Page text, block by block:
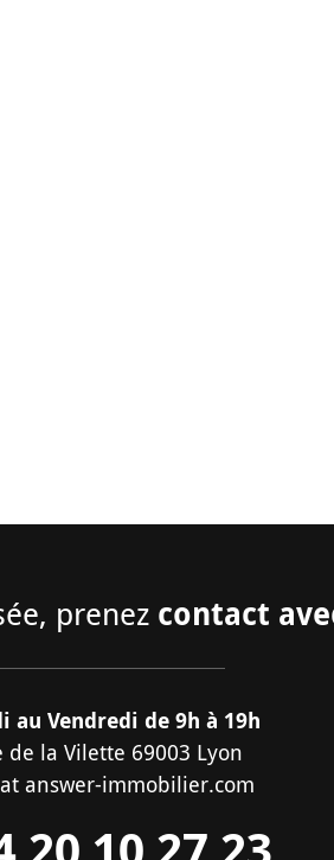
prenez contact
au Vendredi de 9h à 19h
de la Vilette 69003 Lyon
at answer-immobilier.com